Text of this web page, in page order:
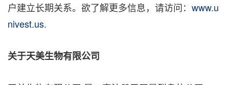
户建立长期关系。欲了解更多信息，请访问： www.u
nivest.us.
关于天美生物有限公司